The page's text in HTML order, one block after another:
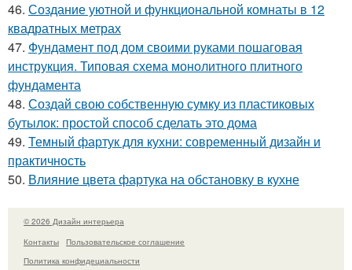
46. Создание уютной и функциональной комнаты в 12
квадратных метрах
47. Фундамент под дом своими руками пошаговая
инструкция. Типовая схема монолитного плитного
фундамента
48. Создай свою собственную сумку из пластиковых
бутылок: простой способ сделать это дома
49. Темный фартук для кухни: современный дизайн и
практичность
50. Влияние цвета фартука на обстановку в кухне
© 2026 Дизайн интерьера
Контакты
Пользовательское соглашение
Политика конфидециальности